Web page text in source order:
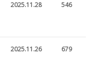
2025.11.28 546
2025.11.26 679